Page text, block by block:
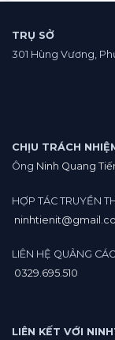
TRỤ SỞ
301 Hùng Vương,
CHỊU TRÁCH
Ông Ninh Quang
HỢP TÁC TRUYỀN
LIÊN HỆ QUẢNG
0329.695.510
LIÊN KẾT VỚI